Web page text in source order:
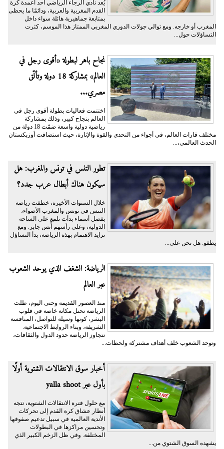
يُعد نادي الرجاء الرياضي أحد أعمدة كرة
القدم المغربية والعربية، ودائمًا ما يحظى
بمتابعة جماهيرية هائلة سواء داخل
المغرب أو خارجه. ومع توالي جولات الدوري المغربي الممتاز هذا الموسم، كثرت
التساؤلات حول...
نجاح باهر لبطولة «أقوى رجل في
العالم» بمشاركة 18 دولة وتألّق
مصري...
اختتمت فعاليات بطولة أقوى رجل في
العالم بنجاح كبير، وذلك بمشاركة
رياضية دولية واسعة ضمّت 18 دولة من
مختلف قارات العالم، في أجواء من التحدي والقوة والإثارة، حيث استضافت أوزبكستان
الحدث العالمي،...
تطور التنس في تونس والمغرب: هل
سيكون هناك أبطال عرب جدد؟
خلال السنوات الأخيرة، خطفت رياضة
التنس في تونس والمغرب الأضواء،
بفضل أسماء بدأت تلمع على الساحة
الدولية، وعلى رأسهم أُنس جابر. ومع
تزايد الاهتمام بهذه الرياضة، بدأ التساؤل
يطفو: هل نحن على...
الرياضة: الشغف الذي يوحد الشعوب
عبر العالم
منذ العصور القديمة وحتى اليوم، ظلت
الرياضة تحتل مكانة خاصة في قلوب
البشر، كونها وسيلة للتواصل، المنافسة
الشريفة، وبناء الروابط الاجتماعية.
تتجاوز الرياضة حدود الدول والثقافات،
وتوحد الشعوب خلف أهداف مشتركة ولحظات...
أخبار سوق الانتقالات الشتوية أولًا
بأول عبر yalla shoot
مع حلول فترة الانتقالات الشتوية، تتجه
أنظار عشاق كرة القدم إلى تحركات
الأندية العالمية في سبيل تدعيم صفوفها
وتحسين مراكزها في البطولات
المختلفة. وفي ظل الزخم الكبير الذي
يشهده السوق الشتوي من...